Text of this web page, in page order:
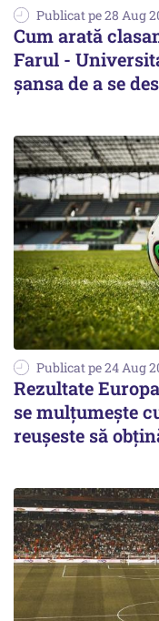
Publicat pe 28 Aug
Cum arată
Farul -
șansa de a se
Publicat pe 24 Aug
Rezultate
se mulțumește
reușeste să